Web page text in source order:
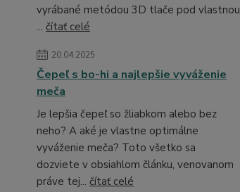
vyrábané metódou 3D tlače pod vlastnou
... čítať celé
20.04.2025
Čepeľ s bo-hi a najlepšie vyváženie
meča
Je lepšia čepeľ so žliabkom alebo bez
neho? A aké je vlastne optimálne
vyváženie meča? Toto všetko sa
dozviete v obsiahlom článku, venovanom
práve tej... čítať celé